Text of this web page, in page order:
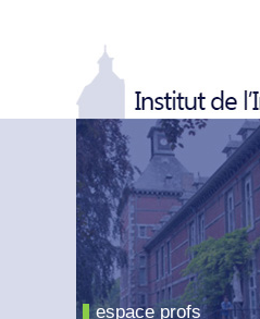
espace profs